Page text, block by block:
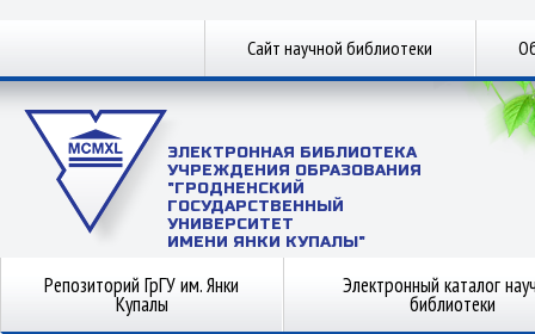
Сайт научной библиотеки
ЭЛЕКТРОННАЯ БИБЛИОТЕКА
УЧРЕЖДЕНИЯ ОБРАЗОВАНИЯ
"ГРОДНЕНСКИЙ
ГОСУДАРСТВЕННЫЙ
УНИВЕРСИТЕТ
ИМЕНИ ЯНКИ КУПАЛЫ"
Репозиторий ГрГУ им. Янки
Купалы
Электронный каталог
библиотеки